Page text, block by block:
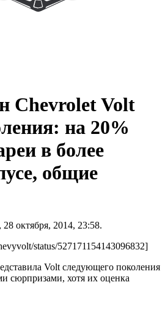
Chevrolet Volt
на 20%
в более
общие
28 октября, 2014, 23:58.
status/527171154143096832]
Volt следующего поколения
сюрпризами, хотя их оценка